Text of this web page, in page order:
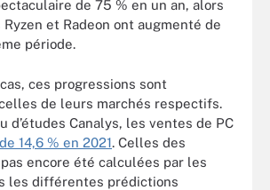
de 75 % en un an, alors
et Radeon ont augmenté de
période.
ces progressions sont
de leurs marchés respectifs.
d’études Canalys, les ventes de PC
14,6 % en 2021. Celles des
pas encore été calculées par les
les différentes prédictions